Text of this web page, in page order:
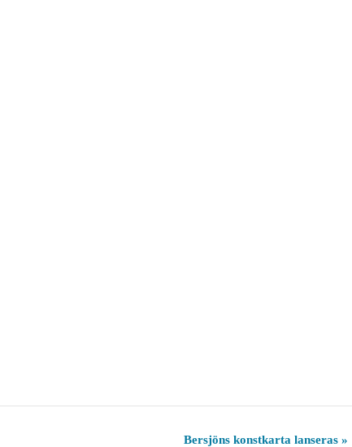
Bersjöns konstkarta lanseras »